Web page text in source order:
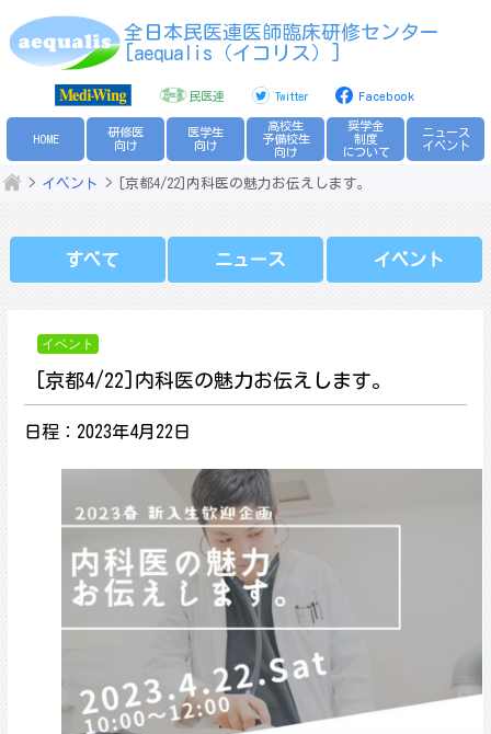
to
全日本民医連医師臨床研修センター
[aequalis（イコリス）]
民医連 Twitter Facebook
HOME
研修医
向け
医学生
向け
高校生
予備校生
向け
奨学金
制度
について
ニュース
イベント
イベント [京都4/22]内科医の魅力お伝えします。
すべて ニュース イベント
イベント
[京都4/22]内科医の魅力お伝えします。
日程：2023年4月22日